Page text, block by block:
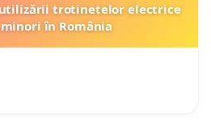
trotinetelor electrice
în România